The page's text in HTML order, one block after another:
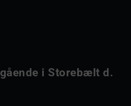
i Storebælt d.